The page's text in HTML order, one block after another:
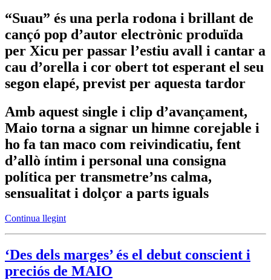
“Suau” és una perla rodona i brillant de
cançó pop d’autor electrònic produïda
per Xicu per passar l’estiu avall i cantar a
cau d’orella i cor obert tot esperant el seu
segon elapé, previst per aquesta tardor
Amb aquest single i clip d’avançament,
Maio torna a signar un himne corejable i
ho fa tan maco com reivindicatiu, fent
d’allò íntim i personal una consigna
política per transmetre’ns calma,
sensualitat i dolçor a parts iguals
Continua llegint
‘Des dels marges’ és el debut conscient i
preciós de MAIO